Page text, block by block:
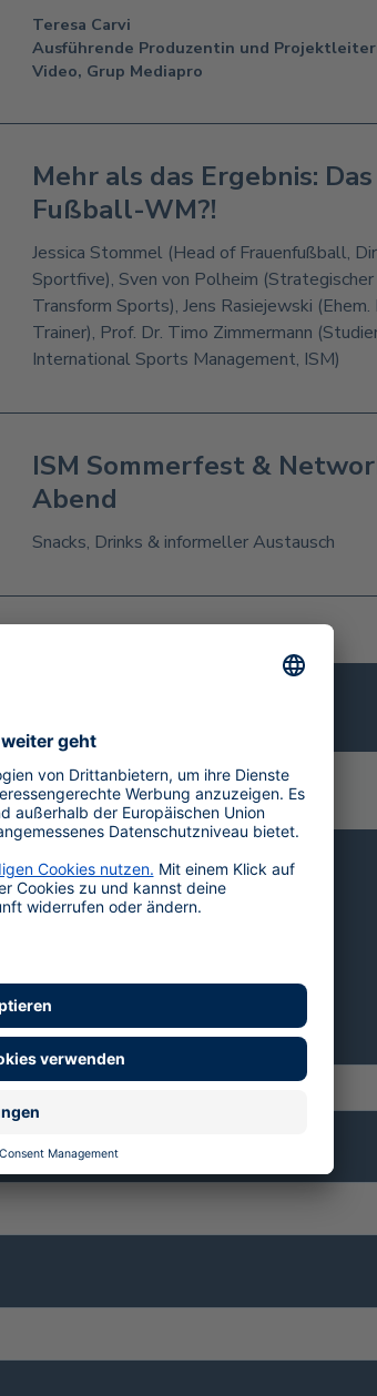
Teresa Carvi
Ausführende Produzentin und
Video, Grup Mediapro
Mehr als das Ergebnis:
Fußball-WM?!
Jessica Stommel (Head of Frauenfußball,
Sportfive), Sven von Polheim
Transform Sports), Jens Rasiejewski
Trainer), Prof. Dr. Timo Zimmermann
International Sports Management, ISM)
ISM Sommerfest &
Abend
Snacks, Drinks & informeller Austausch
Event
*